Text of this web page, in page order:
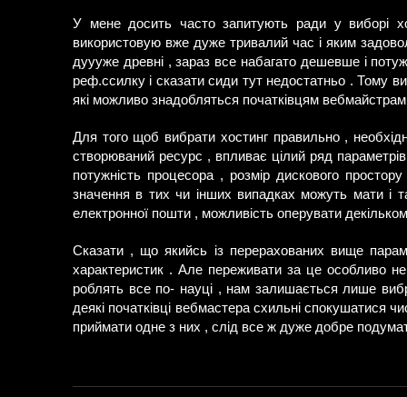
У мене досить часто запитують ради у виборі
використовую вже дуже тривалий час і яким
дуууже древні , зараз все набагато дешевше і
реф.ссилку і сказати сиди тут недостатньо . Тому
які можливо знадобляться початківцям
Для того щоб вибрати хостинг правильно ,
створюваний ресурс , впливає цілий ряд
потужність процесора , розмір дискового
значення в тих чи інших випадках можуть мати і
електронної пошти , можливість оперувати
Сказати , що якийсь із перерахованих вище
характеристик . Але переживати за це особливо
роблять все по- науці , нам залишається лише
деякі початківці вебмастера схильні
приймати одне з них , слід все ж дуже добре